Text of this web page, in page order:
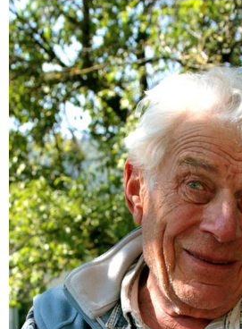
Alejandra Correa | La nieve